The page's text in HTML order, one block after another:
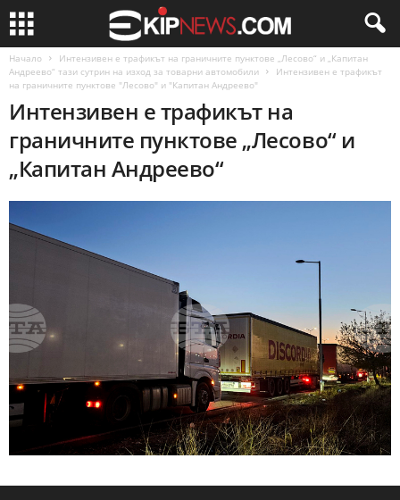
Начало
Интензивен е трафикът на граничните пунктове „Лесово“ и „Капитан
Андреево“ тази сутрин на изход за товарни автомобили
Интензивен е трафикът
на граничните пунктове "Лесово" и "Капитан Андреево"
Интензивен е трафикът на
граничните пунктове „Лесово“ и
„Капитан Андреево“